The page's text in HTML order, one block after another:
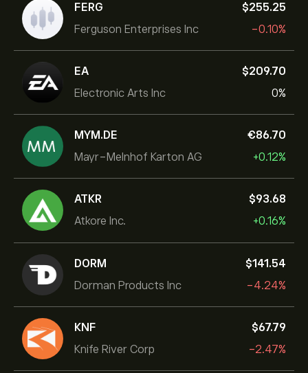
FERG
Ferguson Enterprises Inc
‎$‎255.25
-0.10%
EA
Electronic Arts Inc
‎$‎209.70
0%
MYM.DE
Mayr-Melnhof Karton AG
‎€‎86.70
+0.12%
ATKR
Atkore Inc.
‎$‎93.68
+0.16%
DORM
Dorman Products Inc
‎$‎141.54
-4.24%
KNF
Knife River Corp
‎$‎67.79
-2.47%